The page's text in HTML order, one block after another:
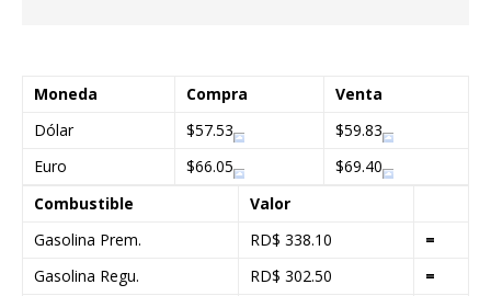
Moneda Compra
Venta
Dólar
$57.53
$59.83
Euro
$66.05
$69.40
Combustible
Valor
Gasolina Prem.
RD$ 338.10
=
Gasolina Regu.
RD$ 302.50
=